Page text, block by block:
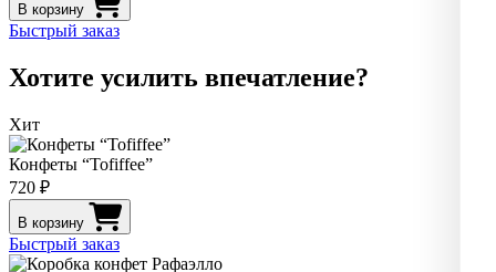
В корзину
Быстрый заказ
Хотите усилить впечатление?
Хит
Конфеты “Tofiffee”
720 ₽
В корзину
Быстрый заказ